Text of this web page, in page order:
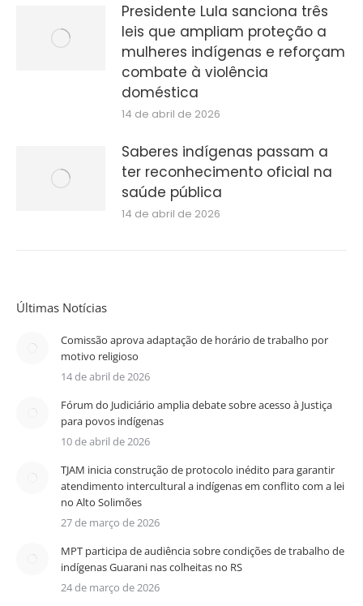
Presidente Lula sanciona três
leis que ampliam proteção a
mulheres indígenas e reforçam
combate à violência
doméstica
14 de abril de 2026
Saberes indígenas passam a
ter reconhecimento oficial na
saúde pública
14 de abril de 2026
Últimas Notícias
Comissão aprova adaptação de horário de trabalho por
motivo religioso
14 de abril de 2026
Fórum do Judiciário amplia debate sobre acesso à Justiça
para povos indígenas
10 de abril de 2026
TJAM inicia construção de protocolo inédito para garantir
atendimento intercultural a indígenas em conflito com a lei
no Alto Solimões
27 de março de 2026
MPT participa de audiência sobre condições de trabalho de
indígenas Guarani nas colheitas no RS
24 de março de 2026